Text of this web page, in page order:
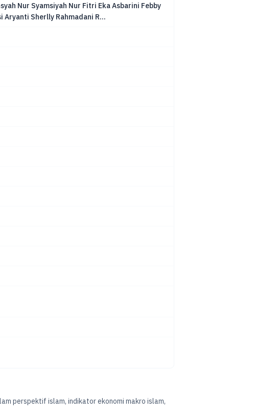
Nur Syamsiyah Nur Fitri Eka Asbarini Febby
Sherlly Rahmadani R...
perspektif islam, indikator ekonomi makro islam,